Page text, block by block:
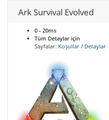
Ark Survival Evolved
0 - 20ms
Tüm Detaylar için
Sayfalar: Koşullar / Detaylar